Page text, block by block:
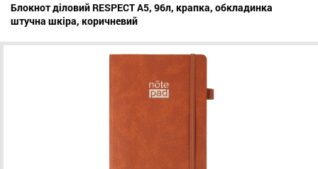
Блокнот діловий RESPECT А5, 96л, крапка, обкладинка
штучна шкіра, коричневий